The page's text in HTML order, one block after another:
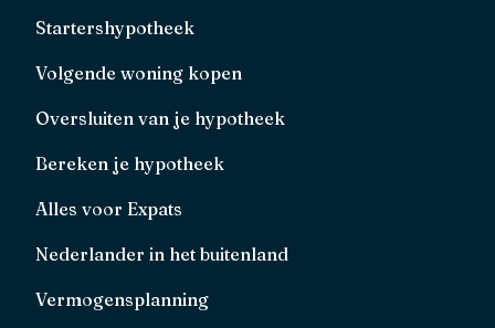
Startershypotheek
Volgende woning kopen
Oversluiten van je hypotheek
Bereken je hypotheek
Alles voor Expats
Nederlander in het buitenland
Vermogensplanning